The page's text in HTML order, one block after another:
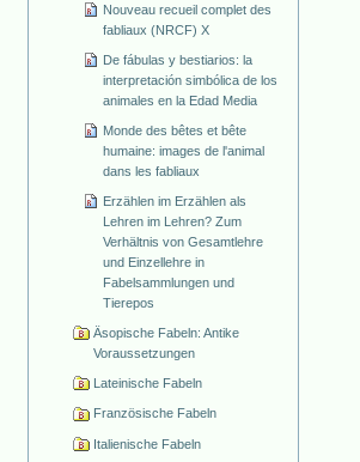
Nouveau recueil complet des
fabliaux (NRCF) X
De fábulas y bestiarios: la
interpretación simbólica de los
animales en la Edad Media
Monde des bêtes et bête
humaine: images de l'animal
dans les fabliaux
Erzählen im Erzählen als
Lehren im Lehren? Zum
Verhältnis von Gesamtlehre
und Einzellehre in
Fabelsammlungen und
Tierepos
Äsopische Fabeln: Antike
Voraussetzungen
Lateinische Fabeln
Französische Fabeln
Italienische Fabeln